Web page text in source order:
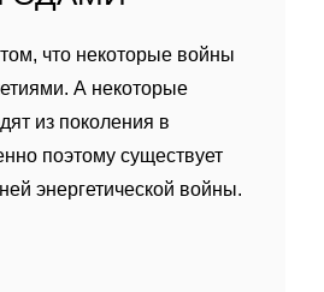
что некоторые войны
А некоторые
из поколения в
поэтому существует
энергетической войны.